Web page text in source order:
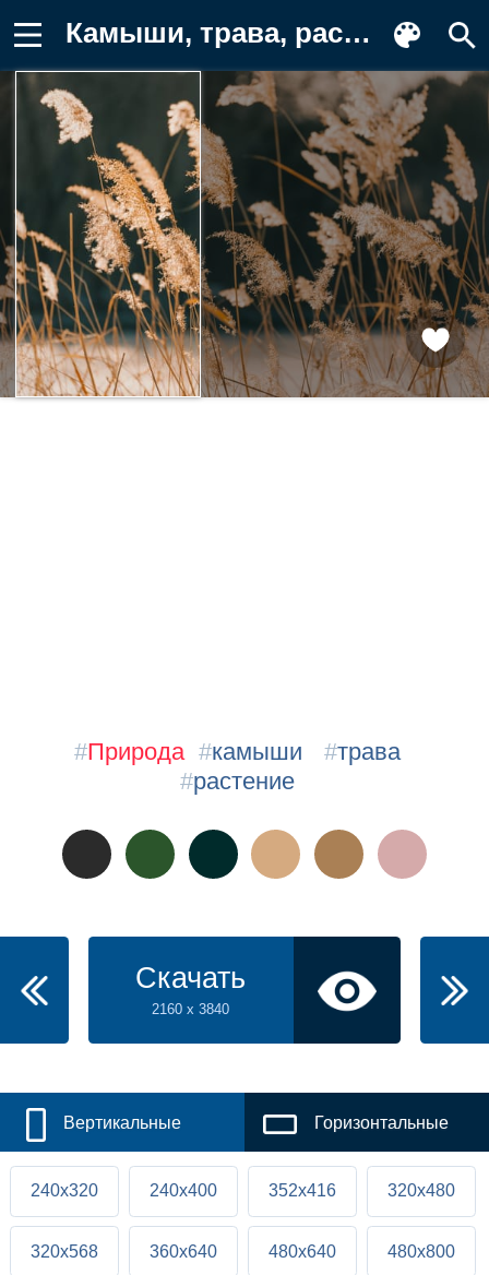
Камыши, трава, растение Фон для телефона
#Природа #камыши #трава
#растение
Скачать
2160 x 3840
Вертикальные Горизонтальные
240x320 240x400 352x416 320x480
320x568 360x640 480x640 480x800